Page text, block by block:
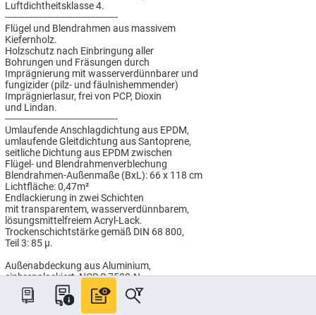
Luftdichtheitsklasse 4.
----------------------------------------
Flügel und Blendrahmen aus massivem
Kiefernholz.
Holzschutz nach Einbringung aller
Bohrungen und Fräsungen durch
Imprägnierung mit wasserverdünnbarer und
fungizider (pilz- und fäulnishemmender)
Imprägnierlasur, frei von PCP, Dioxin
und Lindan.
----------------------------------------
Umlaufende Anschlagdichtung aus EPDM,
umlaufende Gleitdichtung aus Santoprene,
seitliche Dichtung aus EPDM zwischen
Flügel- und Blendrahmenverblechung
Blendrahmen-Außenmaße (BxL): 66 x 118 cm
Lichtfläche: 0,47m²
Endlackierung in zwei Schichten
mit transparentem, wasserverdünnbarem,
lösungsmittelfreiem Acryl-Lack.
Trockenschichtstärke gemäß DIN 68 800,
Teil 3: 85 µ.
Außenabdeckung aus Aluminium,
einbrennlackiert, NCS S 7500-N.
----------------------------------------
ENERGIE Hitzeschutz Verglasung,
für hohen Wärmeschutz:Uw = 1,1 W/(m²K),